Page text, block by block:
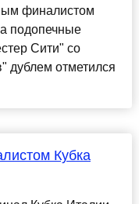
финалистом
подопечные
Сити" со
дублем отметился
Кубка